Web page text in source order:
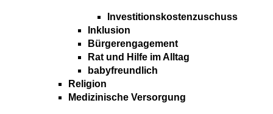
Investitionskostenzuschuss
Inklusion
Bürgerengagement
Rat und Hilfe im Alltag
babyfreundlich
Religion
Medizinische Versorgung